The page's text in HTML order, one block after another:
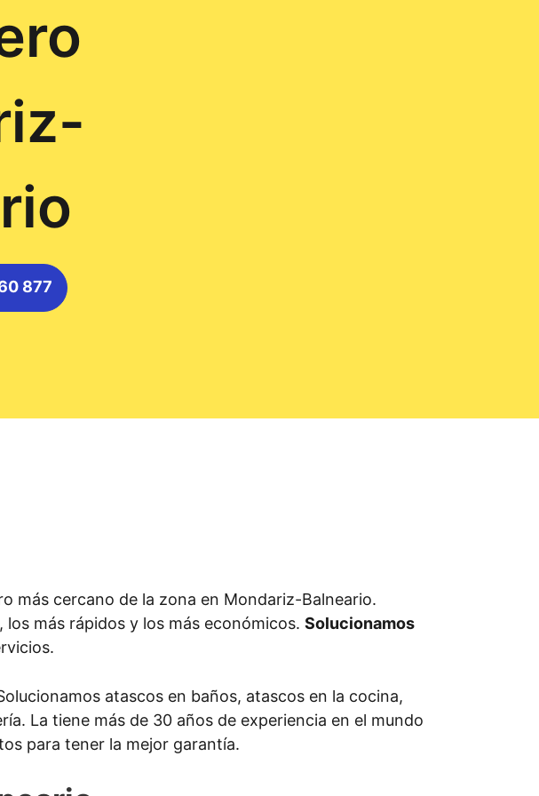
877
más cercano de la zona en Mondariz-Balneario.
más rápidos y los más económicos. Solucionamos
atascos en baños, atascos en la cocina,
La tiene más de 30 años de experiencia en el mundo
para tener la mejor garantía.